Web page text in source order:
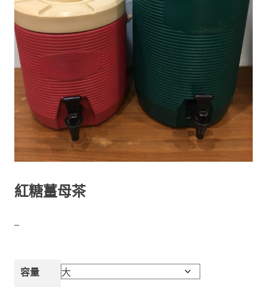
紅糖薑母茶
–價
圍：
NT$350
容量